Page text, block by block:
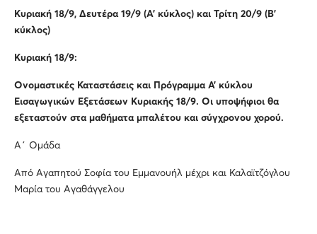
Κυριακή 18/9, Δευτέρα 19/9 (A’ κύκλος) και Τρίτη 20/9 (Β’
κύκλος)
Κυριακή 18/9:
Ονομαστικές Καταστάσεις και Πρόγραμμα Α’ κύκλου
Εισαγωγικών Εξετάσεων Κυριακής 18/9. Οι υποψήφιοι θα
εξεταστούν στα μαθήματα μπαλέτου και σύγχρονου χορού.
Α΄ Ομάδα
Από Αγαπητού Σοφία του Εμμανουήλ μέχρι και Καλαϊτζόγλου
Μαρία του Αγαθάγγελου